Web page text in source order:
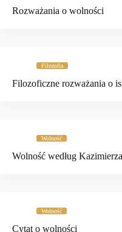
Rozważania o wolności
Filozofia
Filozoficzne rozważania o
Wolność
Wolność według
Wolność
Cytat o wolności